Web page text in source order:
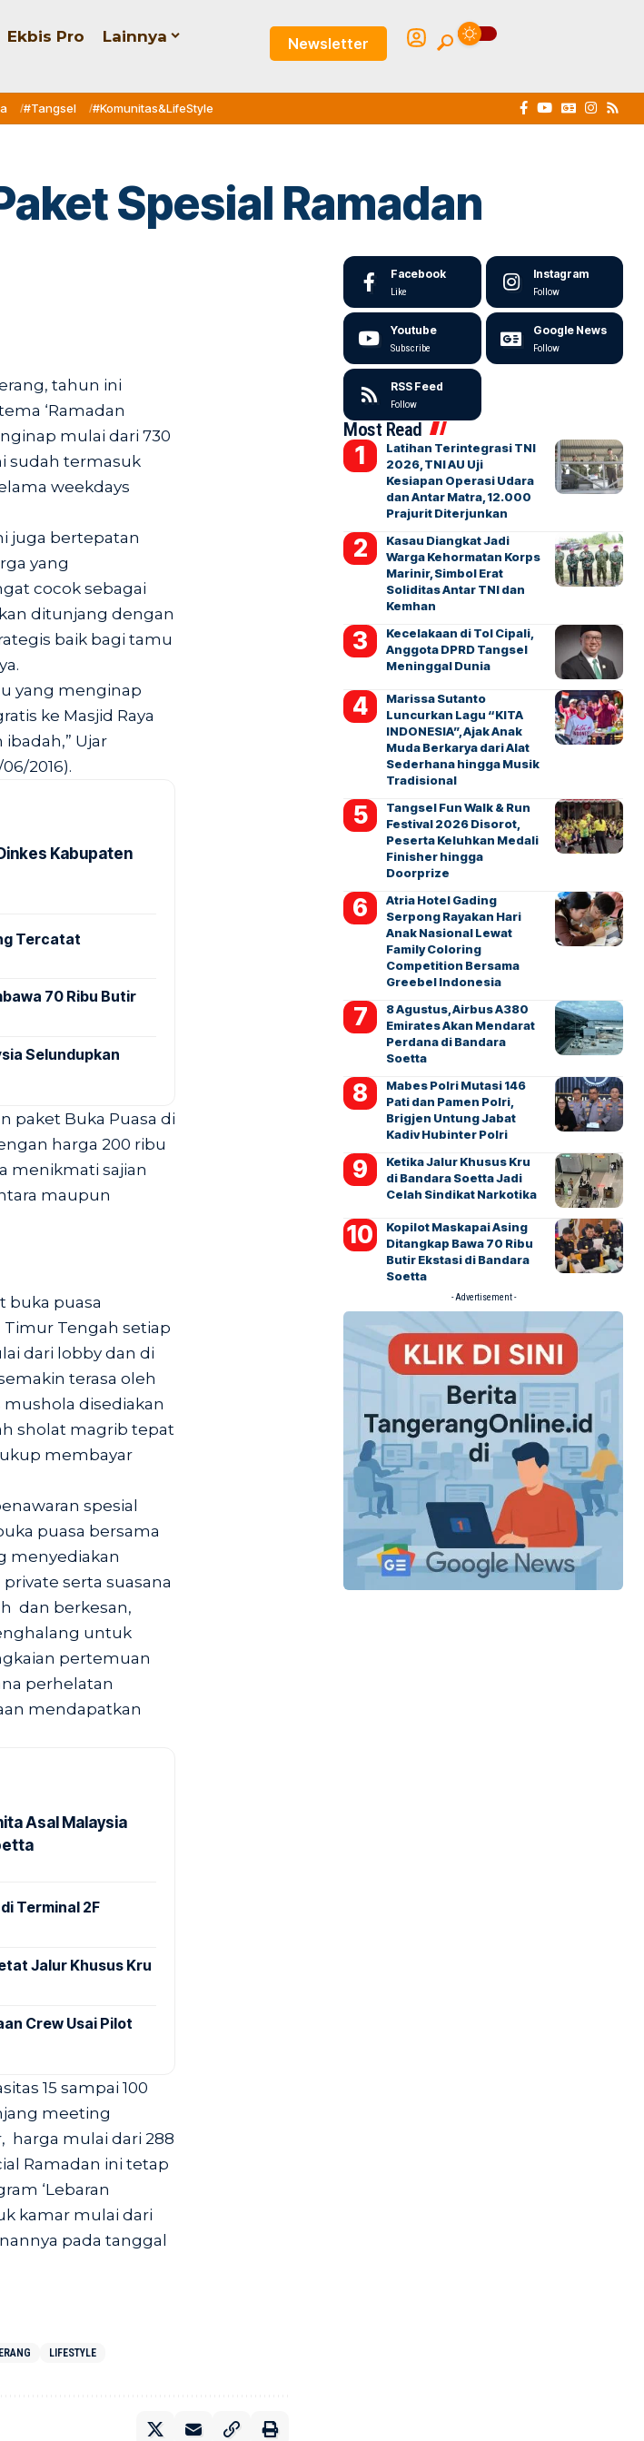
Ekbis Pro Lainnya Newsletter
#Tangsel #Komunitas&LifeStyle
Spesial Ramadan
tahun ini
‘Ramadan
mulai dari 730
sudah termasuk
weekdays
juga bertepatan
yang
cocok sebagai
ditunjang dengan
baik bagi tamu
yang menginap
ke Masjid Raya
Ujar
2016).
Kabupaten
Tercatat
70 Ribu Butir
Selundupkan
paket Buka Puasa di
harga 200 ribu
menikmati sajian
maupun
buka puasa
Tengah setiap
dari lobby dan di
terasa oleh
mushola disediakan
sholat magrib tepat
membayar
spesial
puasa bersama
menyediakan
serta suasana
dan berkesan,
untuk
pertemuan
perhelatan
mendapatkan
Asal Malaysia
Terminal 2F
Jalur Khusus Kru
Crew Usai Pilot
15 sampai 100
meeting
harga mulai dari 288
Ramadan ini tetap
‘Lebaran
kamar mulai dari
pada tanggal
LIFESTYLE
Facebook
Like
Instagram
Follow
Youtube
Subscribe
Google News
Follow
RSS Feed
Follow
Most Read
Latihan Terintegrasi TNI
2026, TNI AU Uji
Kesiapan Operasi Udara
dan Antar Matra, 12.000
Prajurit Diterjunkan
Kasau Diangkat Jadi
Warga Kehormatan Korps
Marinir, Simbol Erat
Soliditas Antar TNI dan
Kemhan
Kecelakaan di Tol Cipali,
Anggota DPRD Tangsel
Meninggal Dunia
Marissa Sutanto
Luncurkan Lagu “KITA
INDONESIA”, Ajak Anak
Muda Berkarya dari Alat
Sederhana hingga Musik
Tradisional
Tangsel Fun Walk & Run
Festival 2026 Disorot,
Peserta Keluhkan Medali
Finisher hingga
Doorprize
Atria Hotel Gading
Serpong Rayakan Hari
Anak Nasional Lewat
Family Coloring
Competition Bersama
Greebel Indonesia
8 Agustus, Airbus A380
Emirates Akan Mendarat
Perdana di Bandara
Soetta
Mabes Polri Mutasi 146
Pati dan Pamen Polri,
Brigjen Untung Jabat
Kadiv Hubinter Polri
Ketika Jalur Khusus Kru
di Bandara Soetta Jadi
Celah Sindikat Narkotika
Kopilot Maskapai Asing
Ditangkap Bawa 70 Ribu
Butir Ekstasi di Bandara
Soetta
- Advertisement -